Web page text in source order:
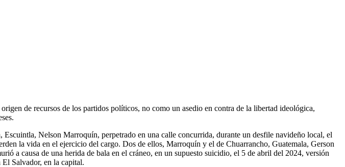
de recursos de los partidos políticos, no como un asedio en contra de la libertad ideológica,
Nelson Marroquín, perpetrado en una calle concurrida, durante un desfile navideño local, el
la vida en el ejercicio del cargo. Dos de ellos, Marroquín y el de Chuarrancho, Guatemala, Gerson
a causa de una herida de bala en el cráneo, en un supuesto suicidio, el 5 de abril del 2024, versión
Salvador, en la capital.